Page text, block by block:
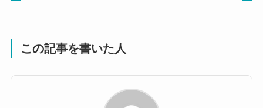
この記事を書いた人